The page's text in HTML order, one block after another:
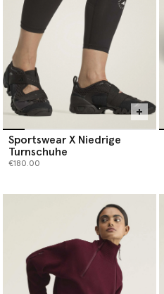
Sportswear X Niedrige
Turnschuhe
€180.00